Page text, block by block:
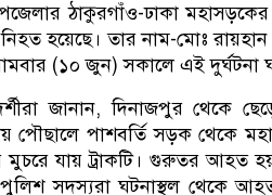
ঠাকুরগাঁও-ঢাকা মহাসড়কের
নিহত হয়েছে। তার নাম-মোঃ
(১০ জুন) সকালে এই দুর্ঘটনা
জানান, দিনাজপুর থেকে
পৌছালে পাশবর্তি সড়ক থেকে
যায় ট্রাকটি। গুরুতর আহত
সদস্যরা ঘটনাস্থল থেকে